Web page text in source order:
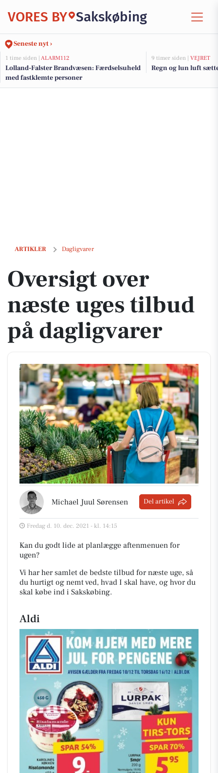
VORES BY Sakskøbing
Seneste nyt ›
1 time siden | ALARM112
Lolland-Falster Brandvæsen: Færdselsuheld
med fastklemte personer
9 timer siden | VEJRET
Regn og lun luft
ARTIKLER Dagligvarer
Oversigt over næste uges tilbud på dagligvarer
Oversigt over
næste uges tilbud
på dagligvarer
Michael Juul Sørensen Del artikel
Fredag d. 10. dec. 2021 - kl. 14:15
Kan du godt lide at planlægge aftenmenuen for
ugen?
Vi har her samlet de bedste tilbud for næste uge, så
du hurtigt og nemt ved, hvad I skal have, og hvor du
skal købe ind i Sakskøbing.
Aldi